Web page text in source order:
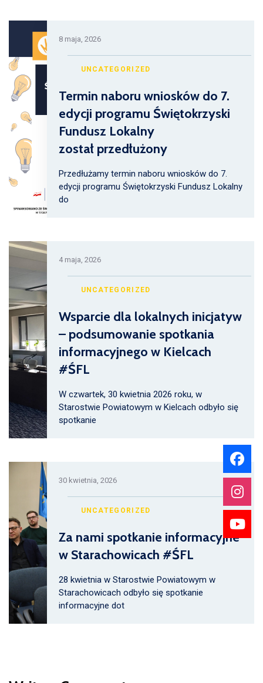
8 maja, 2026
UNCATEGORIZED
Termin naboru wniosków do 7.
edycji programu Świętokrzyski
Fundusz Lokalny
został przedłużony
Przedłużamy termin naboru wniosków do 7.
edycji programu Świętokrzyski Fundusz Lokalny
do
4 maja, 2026
UNCATEGORIZED
Wsparcie dla lokalnych inicjatyw
– podsumowanie spotkania
informacyjnego w Kielcach
#ŚFL
W czwartek, 30 kwietnia 2026 roku, w
Starostwie Powiatowym w Kielcach odbyło się
spotkanie
30 kwietnia, 2026
UNCATEGORIZED
Za nami spotkanie informacyjne
w Starachowicach #ŚFL
28 kwietnia w Starostwie Powiatowym w
Starachowicach odbyło się spotkanie
informacyjne dot